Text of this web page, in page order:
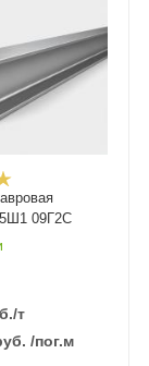
09Г2С
/т
/пог.м